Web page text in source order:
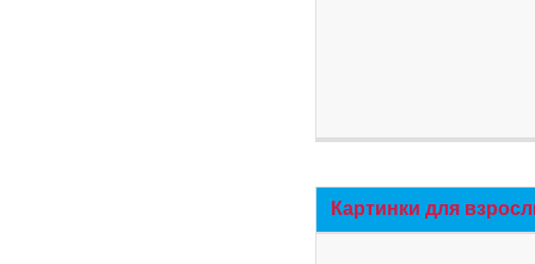
Картинки для